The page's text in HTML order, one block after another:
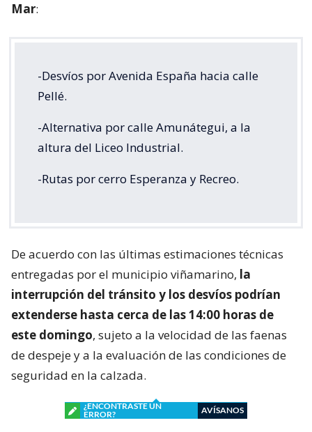
Mar:
-Desvíos por Avenida España hacia calle
Pellé.
-Alternativa por calle Amunátegui, a la
altura del Liceo Industrial.
-Rutas por cerro Esperanza y Recreo.
De acuerdo con las últimas estimaciones técnicas
entregadas por el municipio viñamarino, la
interrupción del tránsito y los desvíos podrían
extenderse hasta cerca de las 14:00 horas de
este domingo, sujeto a la velocidad de las faenas
de despeje y a la evaluación de las condiciones de
seguridad en la calzada.
¿ENCONTRASTE UN
ERROR?
AVÍSANOS